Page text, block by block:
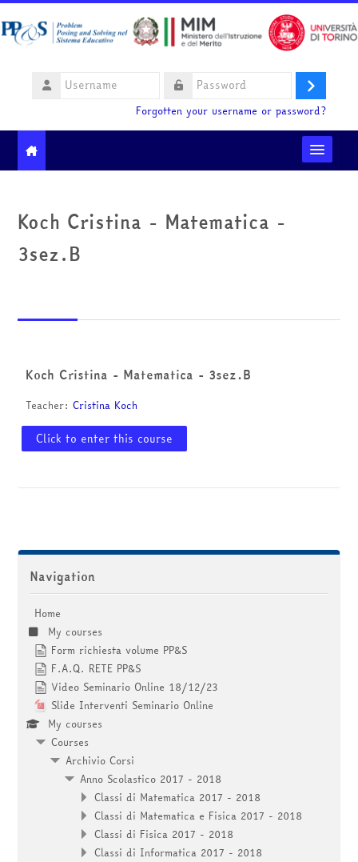
Username
Log
Forgotten your username or password?
Ministero dell'Istruzione e del Merito
English ‎(en)‎
Koch Cristina - Matematica -
3sez.B
Koch Cristina - Matematica - 3sez.B
Teacher:Cristina Koch
Click to enter this course
Skip Navigation
Navigation
Home
My courses
Form richiesta volume PP&S
F.A.Q. RETE PP&S
Video Seminario Online 18/12/23
Slide Interventi Seminario Online
My courses
Courses
Archivio Corsi
Anno Scolastico 2017 - 2018
Classi di Matematica 2017 - 2018
Classi di Matematica e Fisica 2017 - 2018
Classi di Fisica 2017 - 2018
Classi di Informatica 2017 - 2018